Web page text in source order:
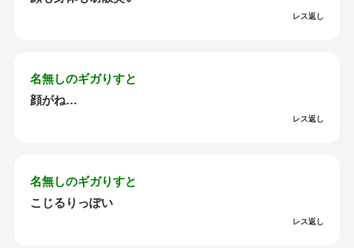
レス返し
名無しのギガりすと
顔がね…
レス返し
名無しのギガりすと
こじるりっぽい
レス返し